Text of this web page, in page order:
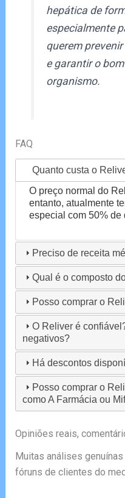
hepática de
especialmente
querem
e garantir o
organismo.
FAQ
Quanto custa o
O preço normal do
entanto, atualmente
especial com 50% de
Preciso de receita
Qual é o composto
Posso comprar o
O Reliver é
negativos?
Há descontos
Posso comprar o
como A Farmácia ou
Opiniões reais,
Muitas análises
fóruns de clientes do